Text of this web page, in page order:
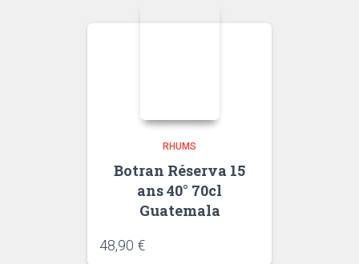
RHUMS
Botran Réserva 15
ans 40° 70cl
Guatemala
48,90 €